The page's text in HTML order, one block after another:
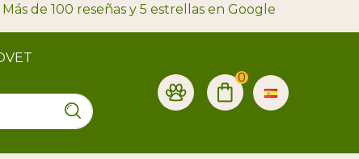
Más de 100 reseñas y 5 estrellas en Google
0